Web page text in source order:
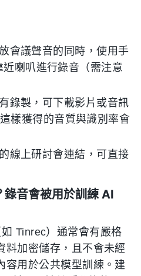
會議聲音的同時，使用手
喇叭進行錄音（需注意
錄製，可下載影片或音訊
樣獲得的音質與識別率會
線上研討會連結，可直接
音會被用於訓練 AI
Tinrec）通常會有嚴格
料加密儲存，且不會未經
容用於公共模型訓練。建